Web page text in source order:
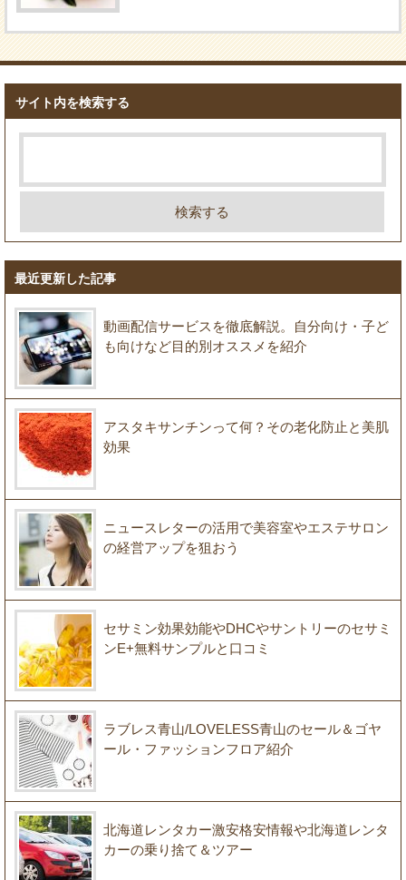
サイト内を検索する
最近更新した記事
動画配信サービスを徹底解説。自分向け・子ど
も向けなど目的別オススメを紹介
アスタキサンチンって何？その老化防止と美肌
効果
ニュースレターの活用で美容室やエステサロン
の経営アップを狙おう
セサミン効果効能やDHCやサントリーのセサミ
ンE+無料サンプルと口コミ
ラブレス青山/LOVELESS青山のセール＆ゴヤ
ール・ファッションフロア紹介
北海道レンタカー激安格安情報や北海道レンタ
カーの乗り捨て＆ツアー